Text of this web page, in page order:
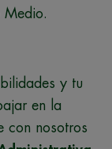
Medio.
y tu
en la
con nosotros